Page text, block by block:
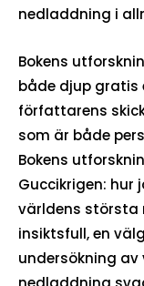
nedladdning i
Bokens
både djup gratis
författarens
som är både
Bokens
Guccikrigen: hur
världens största
insiktsfull, en
undersökning